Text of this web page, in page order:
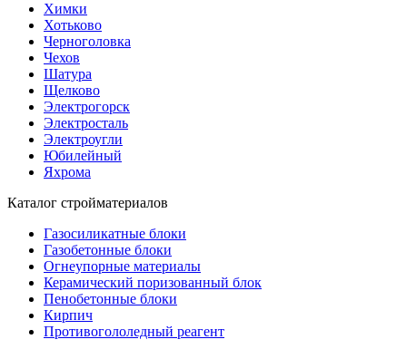
Химки
Хотьково
Черноголовка
Чехов
Шатура
Щелково
Электрогорск
Электросталь
Электроугли
Юбилейный
Яхрома
Каталог стройматериалов
Газосиликатные блоки
Газобетонные блоки
Огнеупорные материалы
Керамический поризованный блок
Пенобетонные блоки
Кирпич
Противогололедный реагент